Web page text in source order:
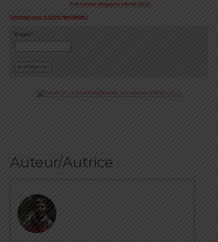
Trail Session Magazine, Février 2018
Inscrivez-vous à notre Newsletter !
E-mail *
Auteur/Autrice